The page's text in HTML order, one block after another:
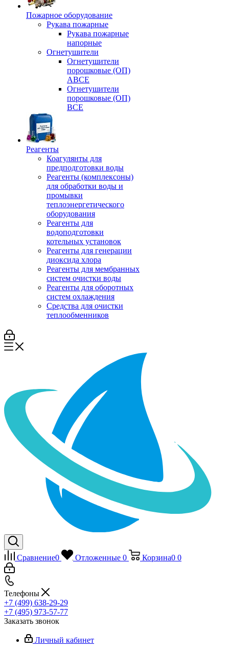
Пожарное оборудование
Рукава пожарные
Рукава пожарные
напорные
Огнетушители
Огнетушители
порошковые (ОП)
АВСЕ
Огнетушители
порошковые (ОП)
ВСЕ
Реагенты
Коагулянты для
предподготовки воды
Реагенты (комплексоны)
для обработки воды и
промывки
теплоэнергетического
оборудования
Реагенты для
водоподготовки
котельных установок
Реагенты для генерации
диоксида хлора
Реагенты для мембранных
систем очистки воды
Реагенты для оборотных
систем охлаждения
Средства для очистки
теплообменников
Сравнение0 Отложенные 0 Корзина0 0
Телефоны
+7 (499) 638-29-29
+7 (495) 973-57-77
Заказать звонок
Личный кабинет